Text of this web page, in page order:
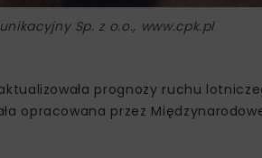
Sp. z o.o., www.cpk.pl
prognozy ruchu
opracowana przez